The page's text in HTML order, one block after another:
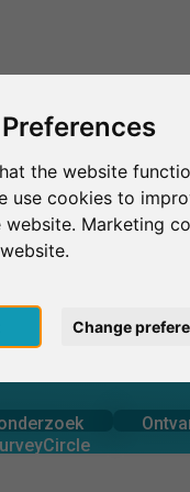
the website
use cookies to
website. Marketing
Change
INACAP
via